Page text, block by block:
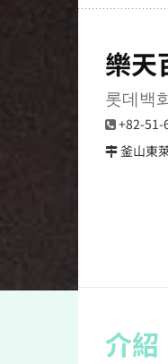
樂天
롯데백
+82-51-
釜山東
介紹